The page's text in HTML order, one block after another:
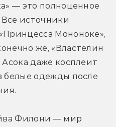
— это полноценное
источники
Мононоке»,
же, «Властелин
Асока даже косплеит
белые одежды после
Филони — мир